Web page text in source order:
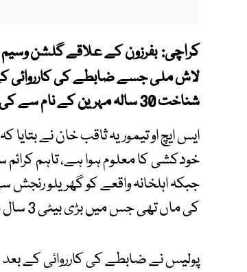
کراچی:
لاش ملی جسے ضابطے کی کارروائی
شناخت 30 سالہ مہرین کے نام سے کی گئی۔
ایس ایچ او تیموریہ ثاقب خان نے
خودکشی کا معلوم ہوا ہے، تاہم
کی ماں تھی جس میں بڑی بیٹی 3 سال جبکہ چھوٹی بیٹی 4 ماہ کی ہے۔
پولیس نے ضابطے کی کارروائی کے